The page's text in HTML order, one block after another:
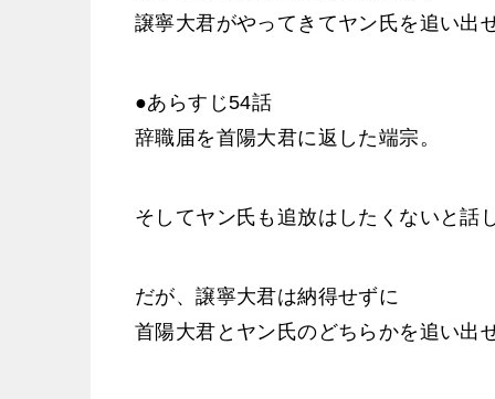
譲寧大君がやってきてヤン氏を追い出
●あらすじ54話
辞職届を首陽大君に返した端宗。
そしてヤン氏も追放はしたくないと話
だが、譲寧大君は納得せずに
首陽大君とヤン氏のどちらかを追い出